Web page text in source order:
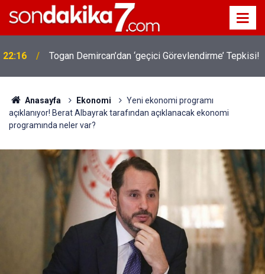
22:16 Togan Demircan’dan ‘geçici Görevlendirme’ Tepkisi!
Anasayfa Ekonomi
Yeni ekonomi programı
açıklanıyor! Berat Albayrak tarafından açıklanacak ekonomi
programında neler var?